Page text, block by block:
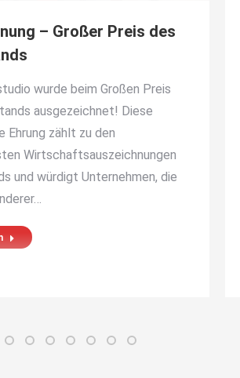
– Großer Preis des
wurde beim Großen Preis
ausgezeichnet! Diese
Ehrung zählt zu den
Wirtschaftsauszeichnungen
und würdigt Unternehmen, die